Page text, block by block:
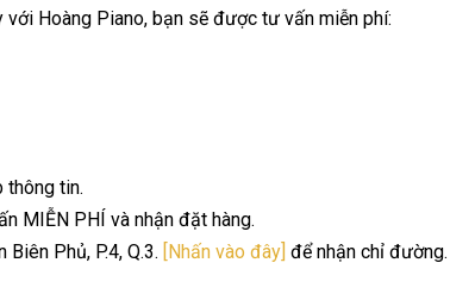
Hoàng Piano, bạn sẽ được tư vấn miễn phí:
thông tin.
MIỄN PHÍ và nhận đặt hàng.
Phủ, P.4, Q.3. [Nhấn vào đây] để nhận chỉ đường.